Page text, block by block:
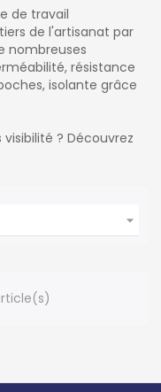
de travail
de l'artisanat par
nombreuses
résistance
isolante grâce
? Découvrez
